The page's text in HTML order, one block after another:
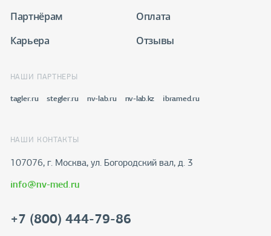
Партнёрам
Оплата
Карьера
Отзывы
НАШИ ПАРТНЕРЫ
tagler.ru stegler.ru nv-lab.ru nv-lab.kz ibramed.ru
НАШИ КОНТАКТЫ
107076, г. Москва, ул. Богородский вал, д. 3
info@nv-med.ru
+7 (800) 444-79-86